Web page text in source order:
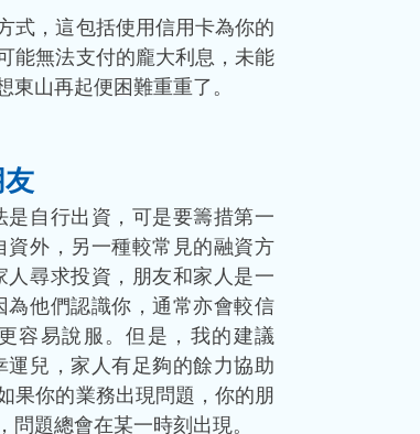
式，這包括使用信用卡為你的
能無法支付的龐大利息，未能
山再起便困難重重了。
友
自行出資，可是要籌措第一
資外，另一種較常見的融資方
尋求投資，朋友和家人是一
為他們認識你，通常亦會較信
容易說服。但是，我的建議
運兒，家人有足夠的餘力協助
果你的業務出現問題，你的朋
問題總會在某一時刻出現。